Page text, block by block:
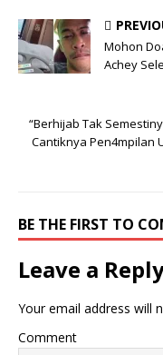
Mohon
Achey
“Berhijab Tak
Cantiknya Pen4mpilan
BE THE FIRST TO
Leave a
Your email address will
Comment